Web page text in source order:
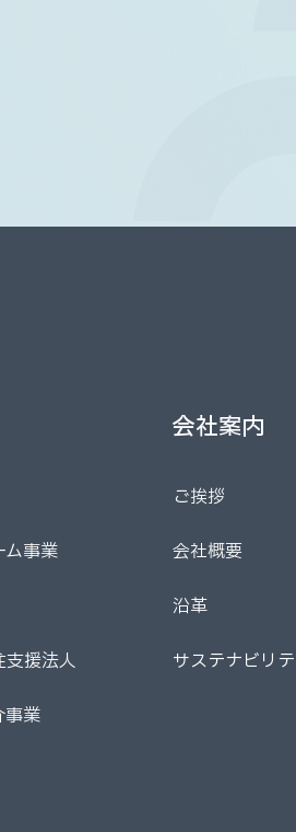
ム事業
援法人
事業
会社案内
ご挨拶
会社概要
沿革
サステナビリ